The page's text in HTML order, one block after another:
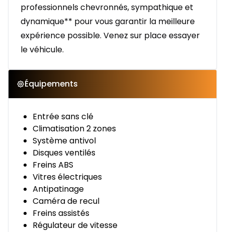
professionnels chevronnés, sympathique et
dynamique** pour vous garantir la meilleure
expérience possible. Venez sur place essayer
le véhicule.
Équipements
Entrée sans clé
Climatisation 2 zones
Système antivol
Disques ventilés
Freins ABS
Vitres électriques
Antipatinage
Caméra de recul
Freins assistés
Régulateur de vitesse